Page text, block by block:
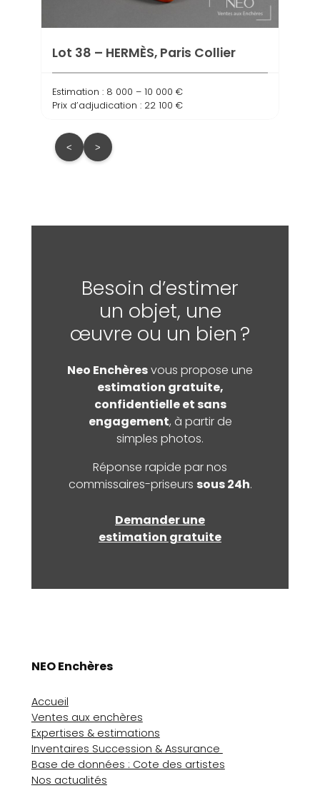
Lot 38 – HERMÈS, Paris Collier
Estimation : 8 000 – 10 000 €
Prix d’adjudication : 22 100 €
< >
Besoin d’estimer
un objet, une
œuvre ou un bien ?
Neo Enchèresvous propose une
estimation gratuite,
confidentielle et sans
engagement, à partir de
simples photos.
Réponse rapide par nos
commissaires-priseurs sous 24h.
Demander une
estimation gratuite
NEO Enchères
Accueil
Ventes aux enchères
Expertises & estimations
Inventaires Succession & Assurance
Base de données : Cote des artistes
Nos actualités